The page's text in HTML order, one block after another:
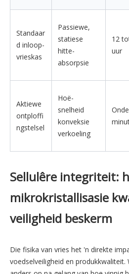
Standaar
d inloop-
vrieskas
Passiewe,
statiese
hitte-
absorpsie
12
uur
Aktiewe
ontploffi
ngstelsel
Hoë-
snelheid
konveksie
verkoeling
Sellulêre integriteit:
mikrokristallisasie
veiligheid beskerm
Die fisika van vries het 'n direkte
voedselveiligheid en